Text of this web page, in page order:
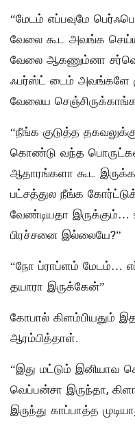
“மேடம் எப்பவுமே
வேலை கூட அவங்க
வேலை ஆகணும்னா
ஃபர்ஸ்ட் டைம் அவங்களே
வேலைய
“நீங்க குடுத்த
கொண்டு வந்த
ஆதாரங்களா கூட
பட்சத்துல நீங்க
வேண்டியதா இருக்கும்…
பிரச்சனை இல்லையே?”
“நோ ப்ராப்ளம் மேடம்…
தயாரா இருக்கேன்”
கோபால் கிளம்பியதும்
ஆரம்பித்தாள்.
“இது மட்டும்
வெப்பன்சா இருந்தா,
இருந்து காப்பாத்த